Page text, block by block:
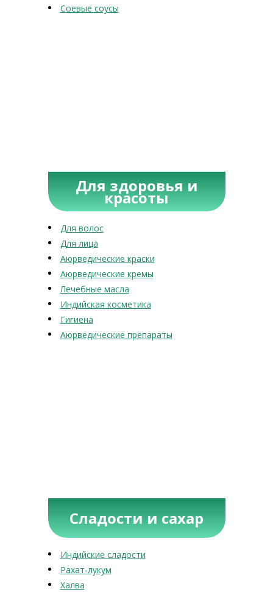
Соевые соусы
Для здоровья и
красоты
Для волос
Для лица
Аюрведические краски
Аюрведические кремы
Лечебные масла
Индийская косметика
Гигиена
Аюрведические препараты
Сладости и сахар
Индийские сладости
Рахат-лукум
Халва